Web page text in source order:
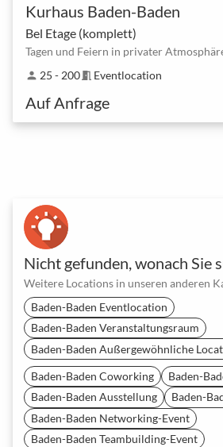
Kurhaus Baden-Baden
Bel Etage (komplett)
Tagen und Feiern in privater
person 25 - 200meeting_room Eventlocation
Auf Anfrage
Nicht gefunden, wonach Sie
Weitere Locations in unseren anderen
Baden-Baden Eventlocation
Baden-Baden Veranstaltungsraum
Baden-Baden Außergewöhnliche
Baden-Baden Coworking
Baden-
Baden-Baden Ausstellung
Baden-
Baden-Baden Networking-Event
Baden-Baden Teambuilding-Event